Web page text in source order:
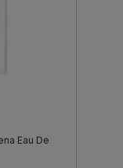
Eau De